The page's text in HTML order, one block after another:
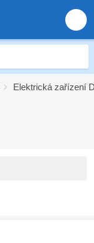
Elektrická zařízení